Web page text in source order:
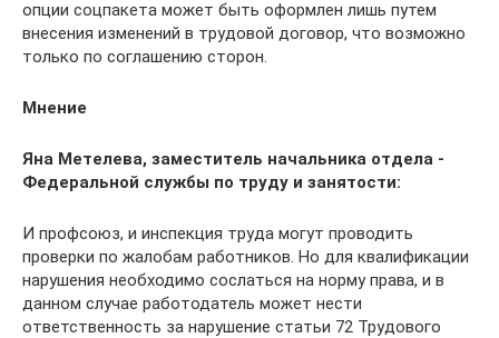
опции соцпакета может быть оформлен лишь путем
внесения изменений в трудовой договор, что возможно
только по соглашению сторон.
Мнение
Яна Метелева, заместитель начальника отдела ­
Федеральной службы по труду и занятости:
И профсоюз, и инспекция труда могут проводить
проверки по жалобам работников. Но для квалификации
нарушения необходимо сослаться на норму права, и в
данном случае работодатель может нести
ответственность за нарушение статьи 72 Трудового